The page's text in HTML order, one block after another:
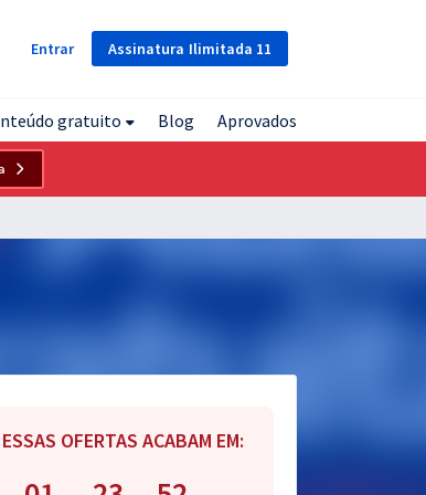
Assinatura Ilimitada 11
Entrar
gratuito Blog Aprovados
ESSAS OFERTAS ACABAM EM: